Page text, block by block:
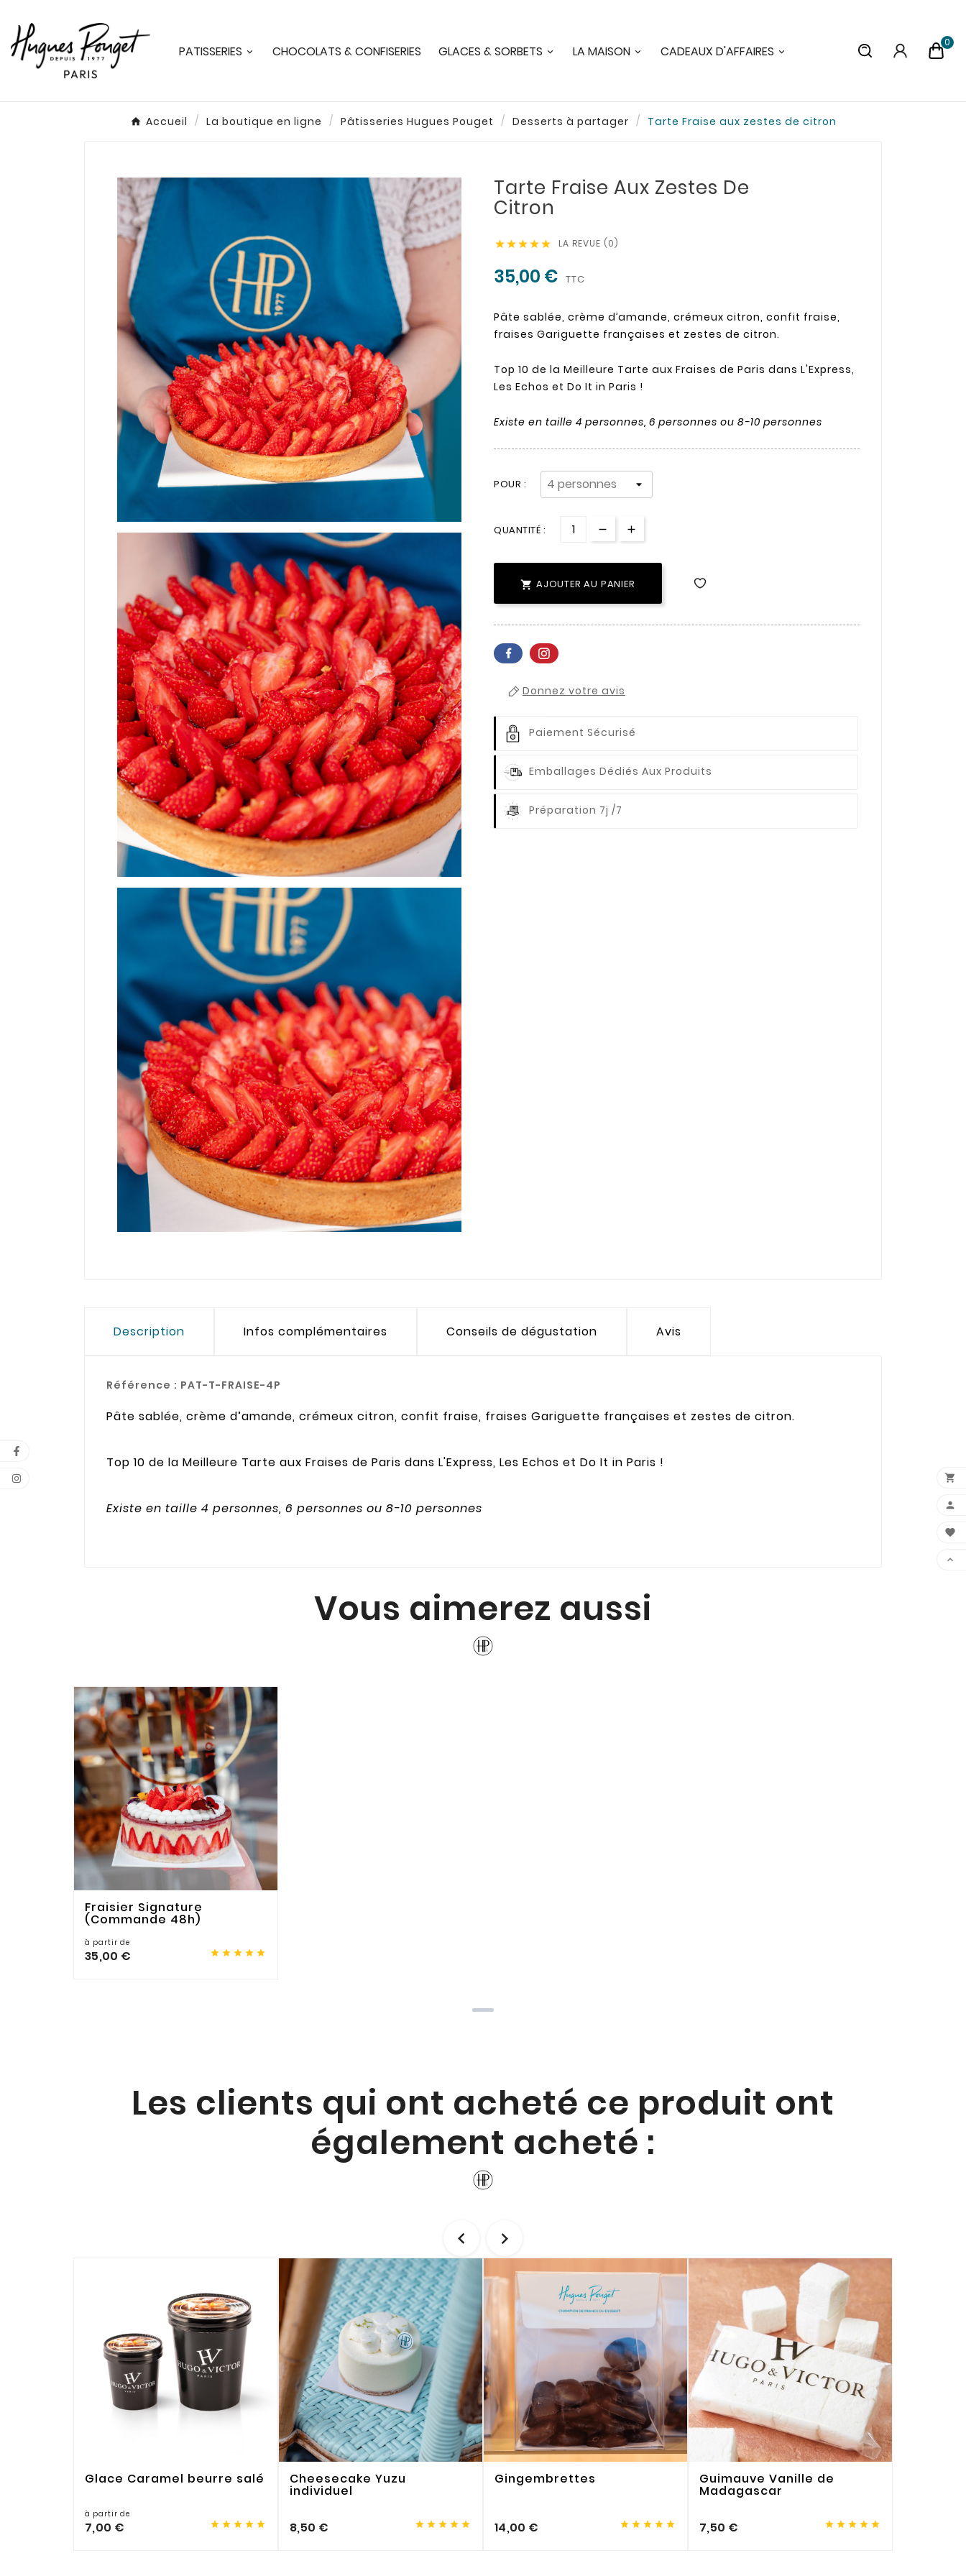
PATISSERIES CHOCOLATS & CONFISERIES GLACES & SORBETS LA MAISON CADEAUX D'AFFAIRES
0
Accueil La boutique en ligne Pâtisseries Hugues Pouget Desserts à partager Tarte Fraise aux zestes de citron
Tarte Fraise Aux Zestes De
Citron
     LA REVUE (0)
35,00 € TTC
Pâte sablée, crème d’amande, crémeux citron, confit fraise,
fraises Gariguette françaises et zestes de citron.
Top 10 de la Meilleure Tarte aux Fraises de Paris dans L'Express,
Les Echos et Do It in Paris !
Existe en taille 4 personnes, 6 personnes ou 8-10 personnes
POUR :
QUANTITÉ :
 AJOUTER AU PANIER
Donnez votre avis
Paiement Sécurisé
Emballages Dédiés Aux Produits
Préparation 7j /7
Description Infos complémentaires Conseils de dégustation Avis
Référence : PAT-T-FRAISE-4P
Pâte sablée, crème d’amande, crémeux citron, confit fraise, fraises Gariguette françaises et zestes de citron.
Top 10 de la Meilleure Tarte aux Fraises de Paris dans L'Express, Les Echos et Do It in Paris !
Existe en taille 4 personnes, 6 personnes ou 8-10 personnes
Vous aimerez aussi
Fraisier Signature
(Commande 48h)
à partir de
35,00 €     
Les clients qui ont acheté ce produit ont
également acheté :
 
Glace Caramel beurre salé
à partir de
7,00 €     
Cheesecake Yuzu
individuel
8,50 €     
Gingembrettes
14,00 €     
Guimauve Vanille de
Madagascar
7,50 €     



